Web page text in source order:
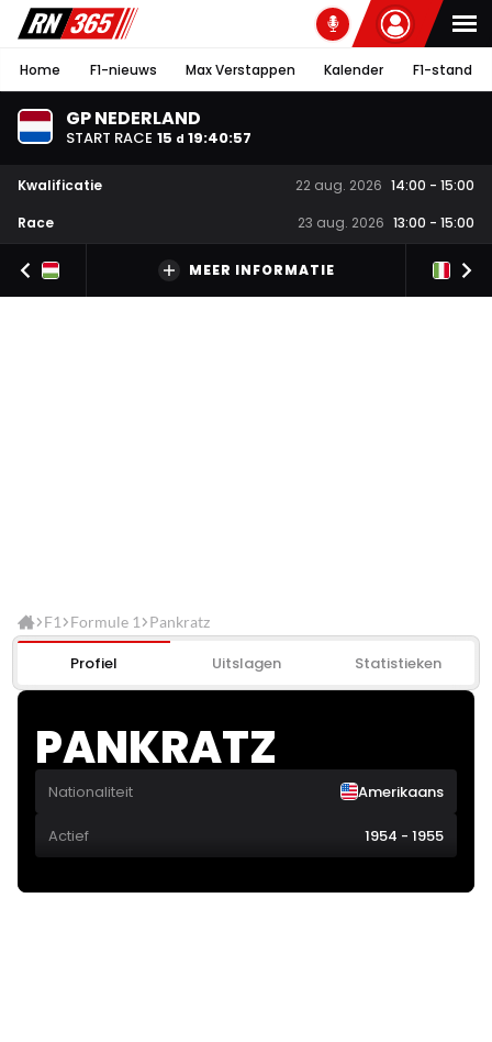
Home F1-nieuws Max Verstappen Kalender F1-stand
GP NEDERLAND
START RACE 15 d 19:40:57
Kwalificatie 22 aug. 2026 14:00 - 15:00
Race
23 aug. 2026 13:00 - 15:00
MEER INFORMATIE
F1 Formule 1 Pankratz
Profiel Uitslagen Statistieken
PANKRATZ
Nationaliteit Amerikaans
Actief 1954 - 1955